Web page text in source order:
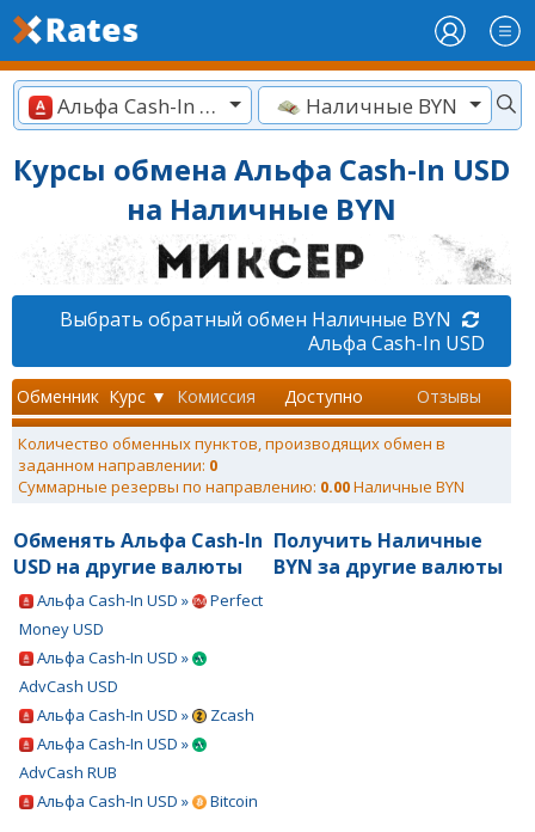
Альфа Cash-In USD Наличные BYN
Курсы обмена Альфа Cash-In USD
на Наличные BYN
Выбрать обратный обмен Наличные BYN
Альфа Cash-In USD
Обменник Курс ▼ Комиссия Доступно Отзывы
Количество обменных пунктов, производящих обмен в
заданном направлении: 0
Суммарные резервы по направлению: 0.00Наличные BYN
Обменять Альфа Cash-In
USD на другие валюты
Альфа Cash-In USD »
Perfect
Money USD
Альфа Cash-In USD »
AdvCash USD
Альфа Cash-In USD »
Zcash
Альфа Cash-In USD »
AdvCash RUB
Альфа Cash-In USD »
Bitcoin
Получить Наличные
BYN за другие валюты